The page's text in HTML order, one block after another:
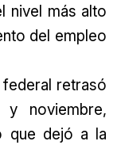
nivel más alto
del empleo
retrasó
noviembre,
que dejó a la